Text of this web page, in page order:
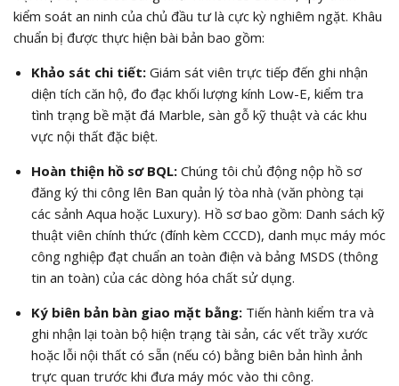
kiểm soát an ninh của chủ đầu tư là cực kỳ nghiêm ngặt. Khâu
chuẩn bị được thực hiện bài bản bao gồm:
Khảo sát chi tiết:Giám sát viên trực tiếp đến ghi nhận
diện tích căn hộ, đo đạc khối lượng kính Low-E, kiểm tra
tình trạng bề mặt đá Marble, sàn gỗ kỹ thuật và các khu
vực nội thất đặc biệt.
Hoàn thiện hồ sơ BQL:Chúng tôi chủ động nộp hồ sơ
đăng ký thi công lên Ban quản lý tòa nhà (văn phòng tại
các sảnh Aqua hoặc Luxury). Hồ sơ bao gồm: Danh sách kỹ
thuật viên chính thức (đính kèm CCCD), danh mục máy móc
công nghiệp đạt chuẩn an toàn điện và bảng MSDS (thông
tin an toàn) của các dòng hóa chất sử dụng.
Ký biên bản bàn giao mặt bằng:Tiến hành kiểm tra và
ghi nhận lại toàn bộ hiện trạng tài sản, các vết trầy xước
hoặc lỗi nội thất có sẵn (nếu có) bằng biên bản hình ảnh
trực quan trước khi đưa máy móc vào thi công.